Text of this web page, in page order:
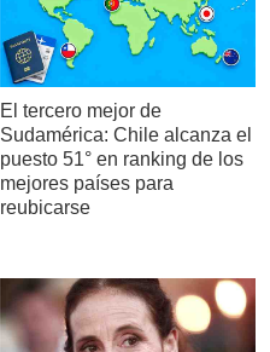
El tercero mejor de
Sudamérica: Chile alcanza el
puesto 51° en ranking de los
mejores países para
reubicarse